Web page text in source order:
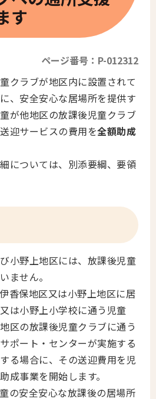
す
ページ番号：P-012312
クラブが地区内に設置されて
、安全安心な居場所を提供す
が他地区の放課後児童クラブ
迎サービスの費用を全額助成
については、別添要綱、要領
小野上地区には、放課後児童
ません。
香保地区又は小野上地区に居
は小野上小学校に通う児童
区の放課後児童クラブに通う
ポート・センターが実施する
る場合に、その送迎費用を児
成事業を開始します。
の安全安心な放課後の居場所